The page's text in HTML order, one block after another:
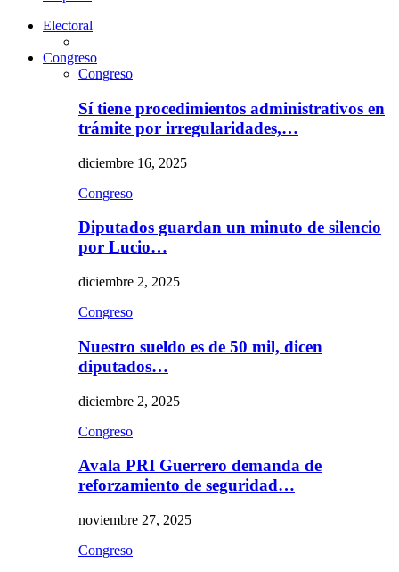
Electoral
Congreso
Congreso
Sí tiene procedimientos administrativos en
trámite por irregularidades,…
diciembre 16, 2025
Congreso
Diputados guardan un minuto de silencio
por Lucio…
diciembre 2, 2025
Congreso
Nuestro sueldo es de 50 mil, dicen
diputados…
diciembre 2, 2025
Congreso
Avala PRI Guerrero demanda de
reforzamiento de seguridad…
noviembre 27, 2025
Congreso